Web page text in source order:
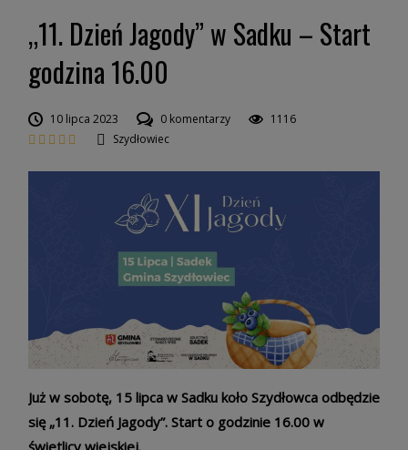
„11. Dzień Jagody” w Sadku – Start
godzina 16.00
10 lipca 2023 0 komentarzy
1116
Szydłowiec
Już w sobotę, 15 lipca w Sadku koło Szydłowca odbędzie
się „11. Dzień Jagody”. Start o godzinie 16.00 w